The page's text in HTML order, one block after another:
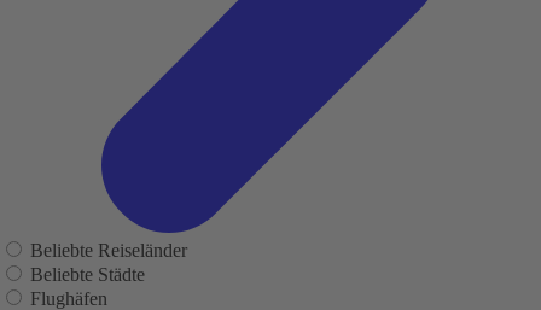
Beliebte Reiseländer
Beliebte Städte
Flughäfen